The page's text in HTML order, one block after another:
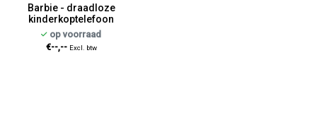
Barbie - draadloze
kinderkoptelefoon
op voorraad
€--,-- Excl. btw